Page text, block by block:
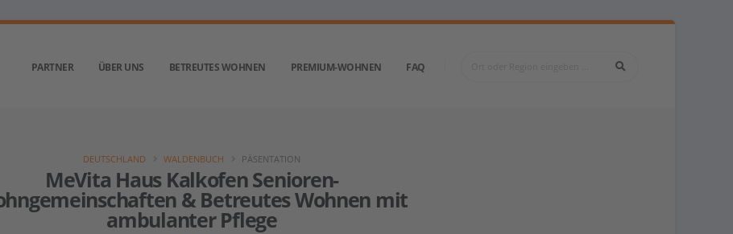
PARTNER ÜBER UNS BETREUTES WOHNEN PREMIUM-WOHNEN FAQ
MeVita Haus Kalkofen Senioren-
& Betreutes Wohnen mit
ambulanter Pflege
DEUTSCHLAND WALDENBUCH PÄSENTATION